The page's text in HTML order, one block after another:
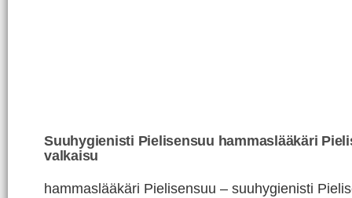
Suuhygienisti Pielisensuu hammaslääkäri
valkaisu
hammaslääkäri Pielisensuu – suuhygienisti